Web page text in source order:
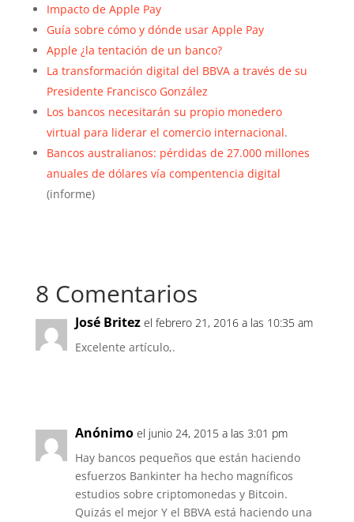
Impacto de Apple Pay
Guía sobre cómo y dónde usar Apple Pay
Apple ¿la tentación de un banco?
La transformación digital del BBVA a través de su
Presidente Francisco González
Los bancos necesitarán su propio monedero
virtual para liderar el comercio internacional.
Bancos australianos: pérdidas de 27.000 millones
anuales de dólares vía compentencia digital
(informe)
8 Comentarios
José Britez el febrero 21, 2016 a las 10:35 am
Excelente artículo,.
Anónimo el junio 24, 2015 a las 3:01 pm
Hay bancos pequeños que están haciendo
esfuerzos Bankinter ha hecho magníficos
estudios sobre criptomonedas y Bitcoin.
Quizás el mejor Y el BBVA está haciendo una